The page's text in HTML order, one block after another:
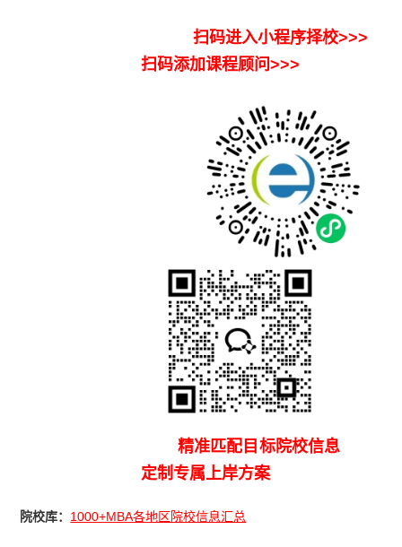
扫码进入小程序择校>>>
扫码添加课程顾问>>>
精准匹配目标院校信息
定制专属上岸方案
院校库： 1000+MBA各地区院校信息汇总